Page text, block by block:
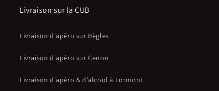
Livraison sur la CUB
Livraison d'apéro sur Bègles
Livraison d'apéro sur Cenon
Livraison d'apéro & d'alcool à Lormont